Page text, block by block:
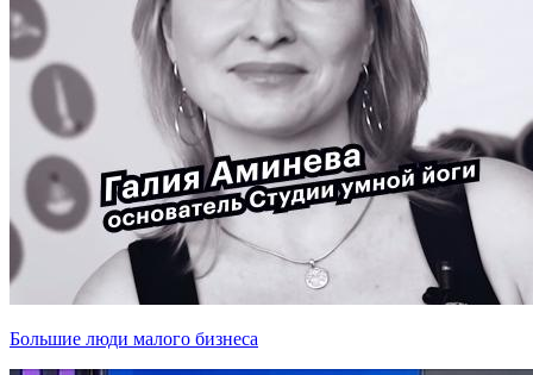
Большие люди малого бизнеса